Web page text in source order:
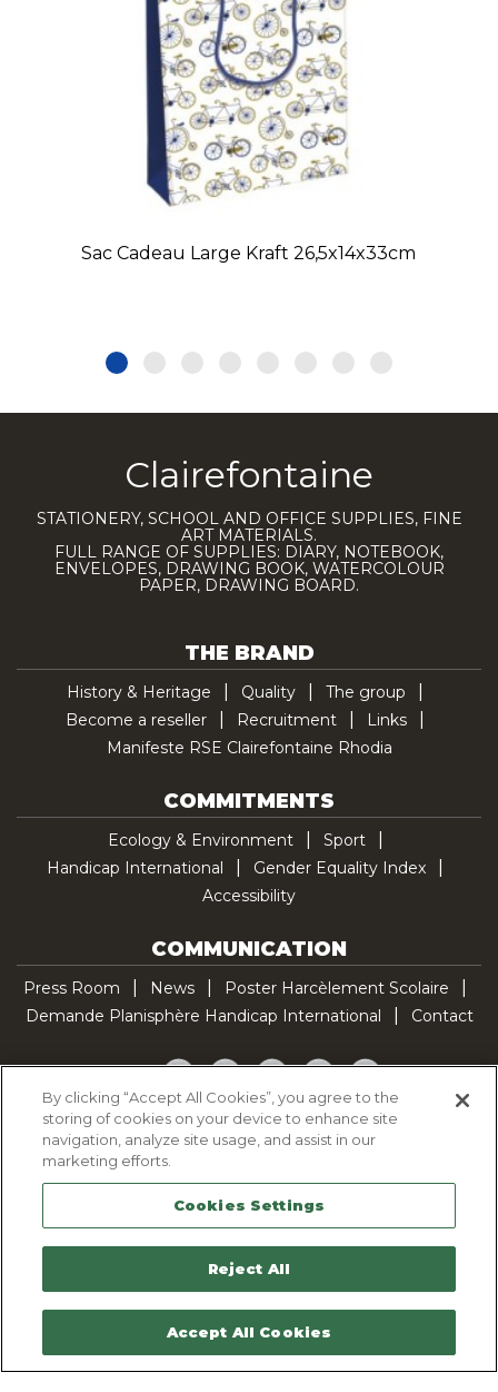
Sac Cadeau Large Kraft 26,5x14x33cm
Clairefontaine
STATIONERY, SCHOOL AND OFFICE SUPPLIES, FINE
ART MATERIALS.
FULL RANGE OF SUPPLIES: DIARY, NOTEBOOK,
ENVELOPES, DRAWING BOOK, WATERCOLOUR
PAPER, DRAWING BOARD.
THE BRAND
History & Heritage Quality
The group
Become a reseller
Recruitment
Links
Manifeste RSE Clairefontaine Rhodia
COMMITMENTS
Ecology & Environment
Sport
Handicap International
Gender Equality Index
Accessibility
COMMUNICATION
Press Room News
Poster Harcèlement Scolaire
Demande Planisphère Handicap International
Contact
Facebook
TwitterYouTubePinterestTikTok
Cookie Policy
Legal Notice
Sitemap
Contactez-nous
By clicking “Accept All Cookies”, you agree to the
storing of cookies on your device to enhance site
navigation, analyze site usage, and assist in our
marketing efforts.
Cookies Settings
Reject All
Accept All Cookies